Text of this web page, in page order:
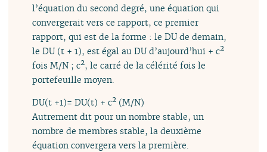
l’équation du second degré, une équation qui
convergerait vers ce rapport, ce premier
rapport, qui est de la forme : le DU de demain,
le DU (t + 1), est égal au DU d’aujourd’hui + c2
fois M/N ; c2, le carré de la célérité fois le
portefeuille moyen.
DU(t +1)= DU(t) + c2 (M/N)
Autrement dit pour un nombre stable, un
nombre de membres stable, la deuxième
équation convergera vers la première.